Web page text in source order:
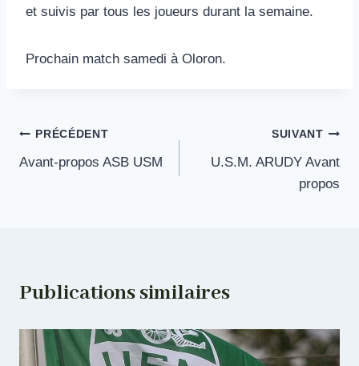
et suivis par tous les joueurs durant la semaine.
Prochain match samedi à Oloron.
Navigation
de
PRÉCÉDENT
Avant-propos ASB USM
SUIVANT
U.S.M. ARUDY Avant
propos
Publications similaires